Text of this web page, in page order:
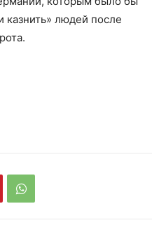
казнить» людей после